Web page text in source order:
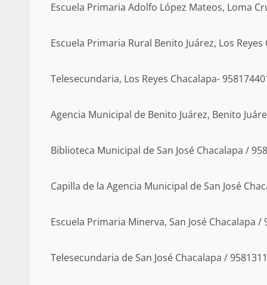
Escuela Primaria Adolfo López Mateos, Loma
Escuela Primaria Rural Benito Juárez, Los
Telesecundaria, Los Reyes Chacalapa-
Agencia Municipal de Benito Juárez, Benito
Biblioteca Municipal de San José Chacalapa /
Capilla de la Agencia Municipal de San José
Escuela Primaria Minerva, San José Chacalapa /
Telesecundaria de San José Chacalapa /
operativos aéreos en
búsqueda de persona